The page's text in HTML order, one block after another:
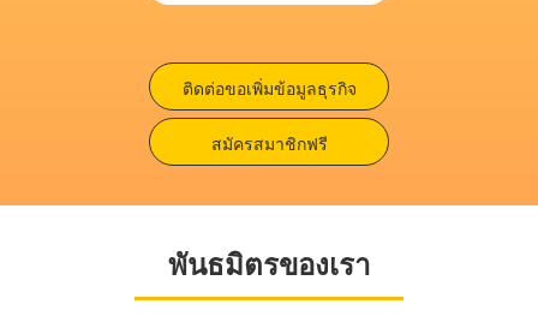
ติดต่อขอเพิ่มข้อมูลธุรกิจ
สมัครสมาชิกฟรี
พันธมิตรของเรา